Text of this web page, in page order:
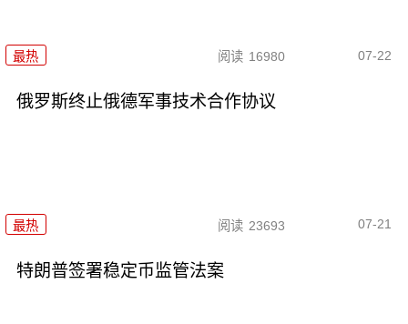
最热 阅读 16980 07-22
俄罗斯终止俄德军事技术合作协议
最热 阅读 23693 07-21
特朗普签署稳定币监管法案